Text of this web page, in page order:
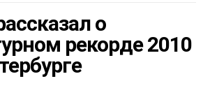
о
рекорде 2010